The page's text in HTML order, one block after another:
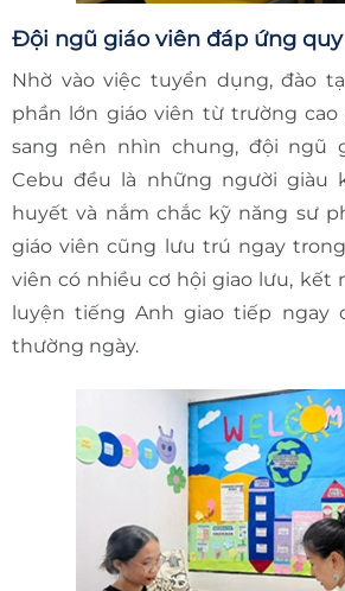
Đội ngũ giáo viên đáp ứng
Nhờ vào việc tuyển dụng, đào
phần lớn giáo viên từ trường cao
sang nên nhìn chung, đội ngũ
Cebu đều là những người giàu
huyết và nắm chắc kỹ năng sư
giáo viên cũng lưu trú ngay
viên có nhiều cơ hội giao lưu, kết
luyện tiếng Anh giao tiếp ngay
thường ngày.